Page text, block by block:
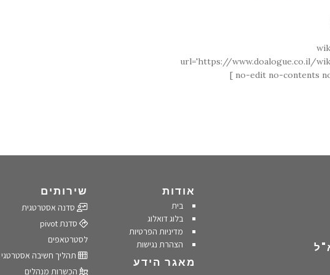
url='https://www.doalogue.co.il/
no-edit no-contents
אודות
בית
בלוג דואלוג
מדיניות הפרטיות
הצהרת נגישות
מאגר הידע
שירותים
סדנה אסטרטגית
סדנת pivot
לסטרטאפים
תהליך חשיבה אסטרטגי
הכשרות מנהלים